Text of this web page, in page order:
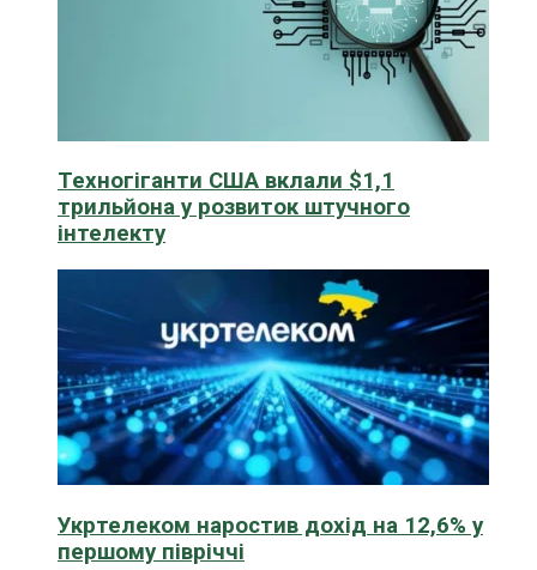
Техногіганти США вклали $1,1
трильйона у розвиток штучного
інтелекту
Укртелеком наростив дохід на 12,6% у
першому півріччі